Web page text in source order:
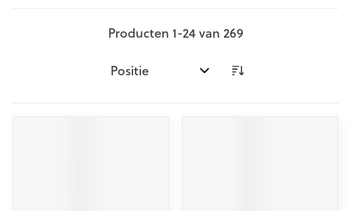
Producten 1-24van 269
Sorteer op: